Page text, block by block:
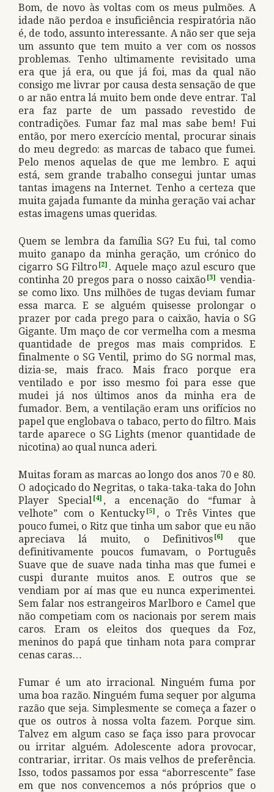
Bom, de novo às voltas com os meus pulmões. A
idade não perdoa e insuficiência respiratória não
é, de todo, assunto interessante. A não ser que seja
um assunto que tem muito a ver com os nossos
problemas. Tenho ultimamente revisitado uma
era que já era, ou que já foi, mas da qual não
consigo me livrar por causa desta sensação de que
o ar não entra lá muito bem onde deve entrar. Tal
era faz parte de um passado revestido de
contradições. Fumar faz mal mas sabe bem! Fui
então, por mero exercício mental, procurar sinais
do meu degredo: as marcas de tabaco que fumei.
Pelo menos aquelas de que me lembro. E aqui
está, sem grande trabalho consegui juntar umas
tantas imagens na Internet. Tenho a certeza que
muita gajada fumante da minha geração vai achar
estas imagens umas queridas.
Quem se lembra da família SG? Eu fui, tal como
muito ganapo da minha geração, um crónico do
cigarro SG Filtro [2] . Aquele maço azul escuro que
continha 20 pregos para o nosso caixão [3]
vendia-
se como lixo. Uns milhões de tugas deviam fumar
essa marca. E se alguém quisesse prolongar o
prazer por cada prego para o caixão, havia o SG
Gigante. Um maço de cor vermelha com a mesma
quantidade de pregos mas mais compridos. E
finalmente o SG Ventil, primo do SG normal mas,
dizia-se, mais fraco. Mais fraco porque era
ventilado e por isso mesmo foi para esse que
mudei já nos últimos anos da minha era de
fumador. Bem, a ventilação eram uns orifícios no
papel que englobava o tabaco, perto do filtro. Mais
tarde aparece o SG Lights (menor quantidade de
nicotina) ao qual nunca aderi.
Muitas foram as marcas ao longo dos anos 70 e 80.
O adoçicado do Negritas, o taka-taka-taka do John
Player Special [4] , a encenação do “fumar à
velhote” com o Kentucky [5] , o Três Vintes que
pouco fumei, o Ritz que tinha um sabor que eu não
apreciava lá muito, o Definitivos [6]
que
definitivamente poucos fumavam, o Português
Suave que de suave nada tinha mas que fumei e
cuspi durante muitos anos. E outros que se
vendiam por aí mas que eu nunca experimentei.
Sem falar nos estrangeiros Marlboro e Camel que
não competiam com os nacionais por serem mais
caros. Eram os eleitos dos queques da Foz,
meninos do papá que tinham nota para comprar
cenas caras…
Fumar é um ato irracional. Ninguém fuma por
uma boa razão. Ninguém fuma sequer por alguma
razão que seja. Simplesmente se começa a fazer o
que os outros à nossa volta fazem. Porque sim.
Talvez em algum caso se faça isso para provocar
ou irritar alguém. Adolescente adora provocar,
contrariar, irritar. Os mais velhos de preferência.
Isso, todos passamos por essa “aborrescente” fase
em que nos convencemos a nós próprios que o